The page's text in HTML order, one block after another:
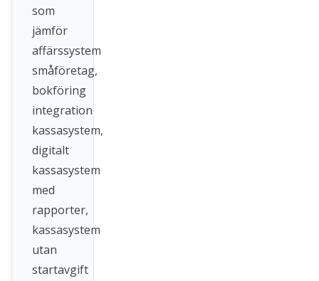
som
jämför
affärssystem
småföretag,
bokföring
integration
kassasystem,
digitalt
kassasystem
med
rapporter,
kassasystem
utan
startavgift